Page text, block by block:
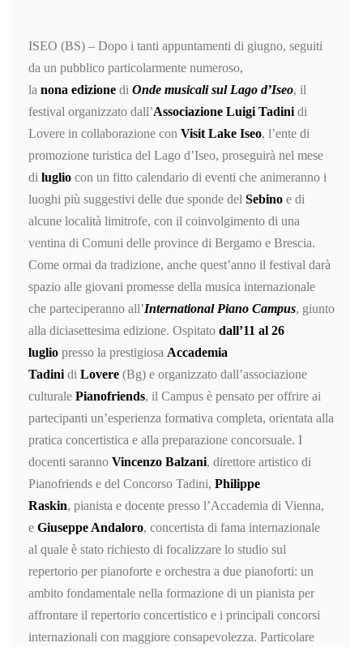
ISEO (BS) – Dopo i tanti appuntamenti di giugno, seguiti
da un pubblico particolarmente numeroso,
la nona edizione di Onde musicali sul Lago d’Iseo, il
festival organizzato dall’Associazione Luigi Tadini di
Lovere in collaborazione con Visit Lake Iseo, l’ente di
promozione turistica del Lago d’Iseo, proseguirà nel mese
di luglio con un fitto calendario di eventi che animeranno i
luoghi più suggestivi delle due sponde del Sebino e di
alcune località limitrofe, con il coinvolgimento di una
ventina di Comuni delle province di Bergamo e Brescia.
Come ormai da tradizione, anche quest’anno il festival darà
spazio alle giovani promesse della musica internazionale
che parteciperanno all’International Piano Campus, giunto
alla diciasettesima edizione. Ospitato dall’11 al 26
luglio presso la prestigiosa Accademia
Tadini di Lovere (Bg) e organizzato dall’associazione
culturale Pianofriends, il Campus è pensato per offrire ai
partecipanti un’esperienza formativa completa, orientata alla
pratica concertistica e alla preparazione concorsuale. I
docenti saranno Vincenzo Balzani, direttore artistico di
Pianofriends e del Concorso Tadini, Philippe
Raskin, pianista e docente presso l’Accademia di Vienna,
e Giuseppe Andaloro, concertista di fama internazionale
al quale è stato richiesto di focalizzare lo studio sul
repertorio per pianoforte e orchestra a due pianoforti: un
ambito fondamentale nella formazione di un pianista per
affrontare il repertorio concertistico e i principali concorsi
internazionali con maggiore consapevolezza. Particolare